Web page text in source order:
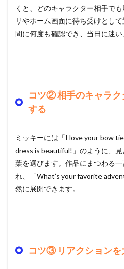
くと、どのキャラクター相手で
リやホーム画面に待ち受けとし
間に何度も確認でき、当日に迷い
コツ② 相手のキャラ
する
ミッキーには「I love your bow
dress is beautiful!」のように、
葉を選びます。作品にまつわる
れ、「What’s your favorite
然に展開できます。
コツ③ リアクションを